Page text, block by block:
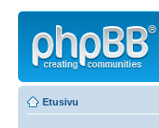
Etusivu